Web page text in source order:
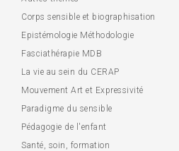
Corps sensible et biographisation
Epistémologie Méthodologie
Fasciathérapie MDB
La vie au sein du CERAP
Mouvement Art et Expressivité
Paradigme du sensible
Pédagogie de l'enfant
Santé, soin, formation